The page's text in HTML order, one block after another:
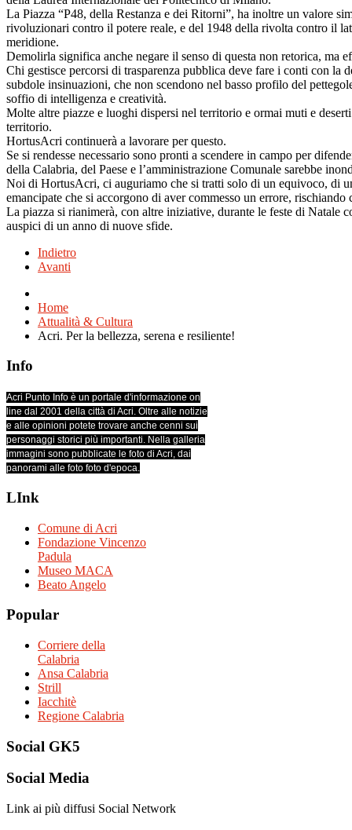
La Piazza “P48, della Restanza e dei Ritorni”, ha inoltre un valore
rivoluzionari contro il potere reale, e del 1948 della rivolta contro il
meridione.
Demolirla significa anche negare il senso di questa non retorica, ma
Chi gestisce percorsi di trasparenza pubblica deve fare i conti con la
subdole insinuazioni, che non scendono nel basso profilo del
soffio di intelligenza e creatività.
Molte altre piazze e luoghi dispersi nel territorio e ormai muti e
territorio.
HortusAcri continuerà a lavorare per questo.
Se si rendesse necessario sono pronti a scendere in campo per
della Calabria, del Paese e l’amministrazione Comunale sarebbe
Noi di HortusAcri, ci auguriamo che si tratti solo di un equivoco, di
emancipate che si accorgono di aver commesso un errore,
La piazza si rianimerà, con altre iniziative, durante le feste di
auspici di un anno di nuove sfide.
Indietro
Avanti
Home
Attualità & Cultura
Acri. Per la bellezza, serena e resiliente!
Info
Acri Punto Info è un portale d'informazione on
line dal 2001 della città di Acri. Oltre alle notizie
e alle opinioni potete trovare anche cenni sui
personaggi storici più importanti. Nella galleria
immagini sono pubblicate le foto di Acri, dai
panorami alle foto foto d'epoca.
LInk
Comune di Acri
Fondazione Vincenzo
Padula
Museo MACA
Beato Angelo
Popular
Corriere della
Calabria
Ansa Calabria
Strill
Iacchitè
Regione Calabria
Social GK5
Social Media
Link ai più diffusi Social Network